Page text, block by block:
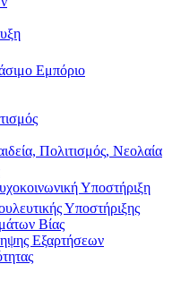
Εμπόριο
Πολιτισμός, Νεολαία
Υποστήριξη
Υποστήριξης
Βίας
Εξαρτήσεων